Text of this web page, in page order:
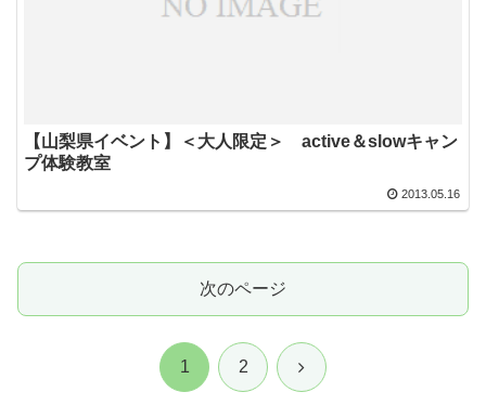
【山梨県イベント】＜大人限定＞ active＆slowキャン
プ体験教室
2013.05.16
次のページ
1 2 次